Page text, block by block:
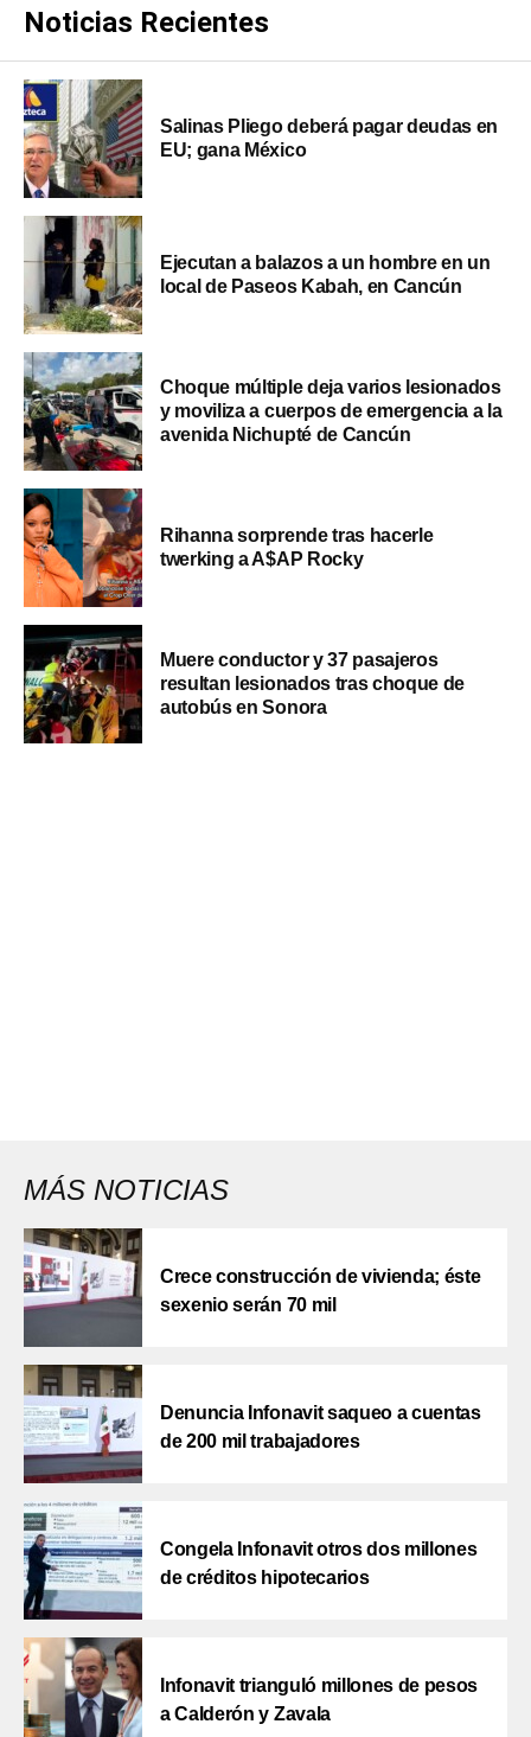
Noticias Recientes
Salinas Pliego deberá pagar deudas en
EU; gana México
Ejecutan a balazos a un hombre en un
local de Paseos Kabah, en Cancún
Choque múltiple deja varios lesionados
y moviliza a cuerpos de emergencia a la
avenida Nichupté de Cancún
Rihanna sorprende tras hacerle
twerking a A$AP Rocky
Muere conductor y 37 pasajeros
resultan lesionados tras choque de
autobús en Sonora
MÁS NOTICIAS
Crece construcción de vivienda; éste
sexenio serán 70 mil
Denuncia Infonavit saqueo a cuentas
de 200 mil trabajadores
Congela Infonavit otros dos millones
de créditos hipotecarios
Infonavit trianguló millones de pesos
a Calderón y Zavala